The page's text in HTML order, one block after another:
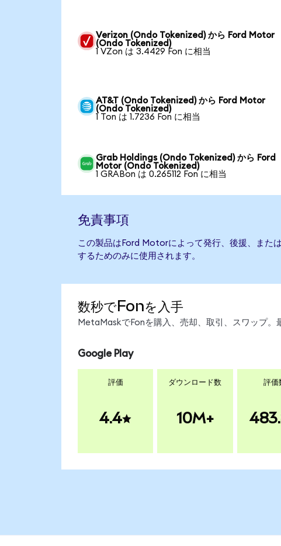
Verizon (Ondo Tokenized) から Ford Motor
(Ondo Tokenized)
1 VZon は 3.4429 Fon に相当
AT&T (Ondo Tokenized) から Ford Motor
(Ondo Tokenized)
1 Ton は 1.7236 Fon に相当
Grab Holdings (Ondo Tokenized) から Ford
Motor (Ondo Tokenized)
1 GRABon は 0.265112 Fon に相当
免責事項
この製品はFord Motorによって発行、後援、また
するためのみに使用されます。
数秒でFonを入手
MetaMaskでFonを購入、売却、取引、スワップ。
Google Play
評価
4.4
ダウンロード数
10M+
評価